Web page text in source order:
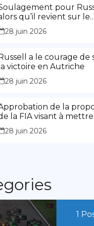
»pour
qu’il revient sur le
de la victoire
28 juin 2026
Russell a le courage de
la victoire en Autriche
28 juin 2026
de la
la FIA visant à
limitation des mandats
28 juin 2026
1